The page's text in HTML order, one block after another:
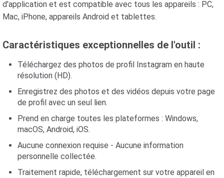
d'application et est compatible avec tous les appareils : PC,
Mac, iPhone, appareils Android et tablettes.
Caractéristiques exceptionnelles de l'outil :
Téléchargez des photos de profil Instagram en haute
résolution (HD).
Enregistrez des photos et des vidéos depuis votre page
de profil avec un seul lien.
Prend en charge toutes les plateformes : Windows,
macOS, Android, iOS.
Aucune connexion requise - Aucune information
personnelle collectée.
Traitement rapide, téléchargement sur votre appareil en